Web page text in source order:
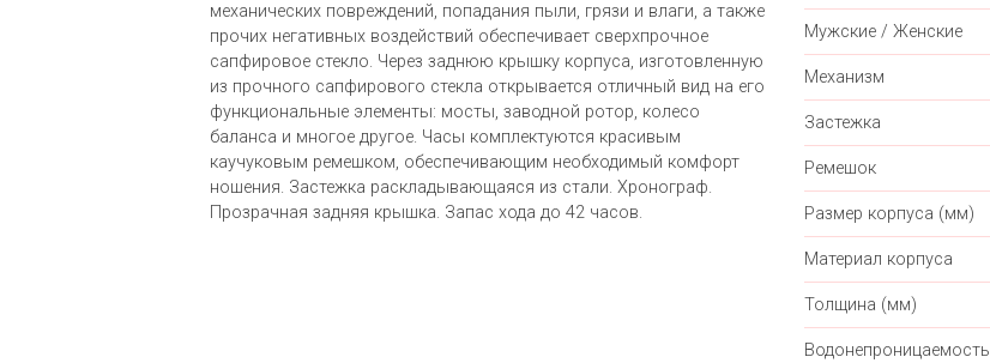
механических повреждений, попадания пыли, грязи и влаги, а также
прочих негативных воздействий обеспечивает сверхпрочное
сапфировое стекло. Через заднюю крышку корпуса, изготовленную
из прочного сапфирового стекла открывается отличный вид на его
функциональные элементы: мосты, заводной ротор, колесо
баланса и многое другое. Часы комплектуются красивым
каучуковым ремешком, обеспечивающим необходимый комфорт
ношения. Застежка раскладывающаяся из стали. Хронограф.
Прозрачная задняя крышка. Запас хода до 42 часов.
Мужские / Женские
Механизм
Застежка
Ремешок
Размер корпуса (мм)
Материал корпуса
Толщина (мм)
Водонепроницаемость